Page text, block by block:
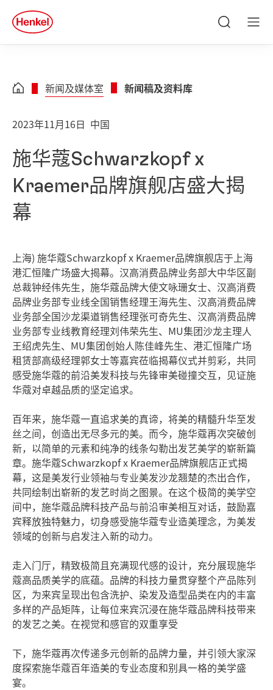
Skip to main content
Skip to footer
quick
search
新闻及媒体室 新闻稿及资料库
2023年11月16日 中国
施华蔻Schwarzkopf x
Kraemer品牌旗舰店盛大揭
幕
上海) 施华蔻Schwarzkopf x Kraemer品牌旗舰店于上海
港汇恒隆广场盛大揭幕。汉高消费品牌业务部大中华区副
总裁钟经伟先生，施华蔻品牌大使文咏珊女士、汉高消费
品牌业务部专业线全国销售经理王海先生、汉高消费品牌
业务部全国沙龙渠道销售经理张可奇先生、汉高消费品牌
业务部专业线教育经理刘伟荣先生、MU集团沙龙主理人
王绍虎先生、MU集团创始人陈佳峰先生、港汇恒隆广场
租赁部高级经理郭女士等嘉宾莅临揭幕仪式并剪彩，共同
感受施华蔻的前沿美发科技与先锋审美碰撞交互，见证施
华蔻对卓越品质的坚定追求。
百年来，施华蔻一直追求美的真谛，将美的精髓升华至发
丝之间，创造出无尽多元的美。而今，施华蔻再次突破创
新，以简单的元素和纯净的线条勾勒出发艺美学的崭新篇
章。施华蔻Schwarzkopf x Kraemer品牌旗舰店正式揭
幕，这是美发行业领袖与专业美发沙龙翘楚的杰出合作，
共同绘制出崭新的发艺时尚之图景。在这个极简的美学空
间中，施华蔻品牌科技产品与前沿审美相互对话，鼓励嘉
宾释放独特魅力，切身感受施华蔻专业造美理念，为美发
领域的创新与启发注入新的动力。
走入门厅，精致极简且充满现代感的设计，充分展现施华
蔻高品质美学的底蕴。品牌的科技力量贯穿整个产品陈列
区，为来宾呈现出包含洗护、染发及造型品类在内的丰富
多样的产品矩阵，让每位来宾沉浸在施华蔻品牌科技带来
的发艺之美。在视觉和感官的双重享受
下，施华蔻再次传递多元创新的品牌力量，并引领大家深
度探索施华蔻百年造美的专业态度和别具一格的美学盛
宴。